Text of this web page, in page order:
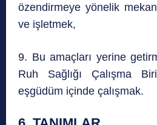
özendirmeye yönelik
ve işletmek,
9. Bu amaçları yerine
Ruh Sağlığı Çalışma
eşgüdüm içinde çalışmak.